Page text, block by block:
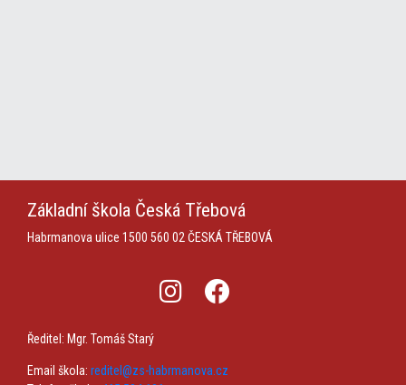
Základní škola Česká Třebová
Habrmanova ulice 1500 560 02 ČESKÁ TŘEBOVÁ
Ředitel: Mgr. Tomáš Starý
Email škola: reditel@zs-habrmanova.cz